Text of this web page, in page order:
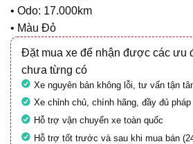
• Odo: 17.000km
• Màu Đỏ
Đặt mua xe để nhận được các ưu
chưa từng có
Xe nguyên bản không lỗi, tư vấn tận
Xe chỉnh chủ, chính hãng, đầy đủ
Hỗ trợ vận chuyển xe toàn quốc
Hỗ trợ tốt trước và sau khi mua bán